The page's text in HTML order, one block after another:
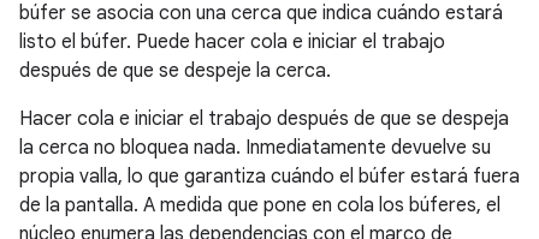
búfer se asocia con una cerca que indica cuándo estará
listo el búfer. Puede hacer cola e iniciar el trabajo
después de que se despeje la cerca.
Hacer cola e iniciar el trabajo después de que se despeja
la cerca no bloquea nada. Inmediatamente devuelve su
propia valla, lo que garantiza cuándo el búfer estará fuera
de la pantalla. A medida que pone en cola los búferes, el
núcleo enumera las dependencias con el marco de